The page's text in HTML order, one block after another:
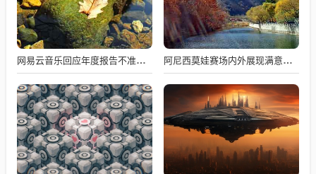
网易云音乐回应年度报告不准争议，数据与情感对接的精准之道 阿尼西莫娃赛场内外展现满意与期待，自信闪耀全场